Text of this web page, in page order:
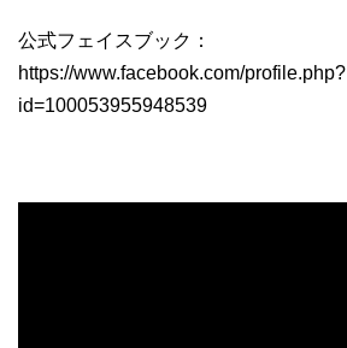
公式フェイスブック：
https://www.facebook.com/profile.php?
id=100053955948539